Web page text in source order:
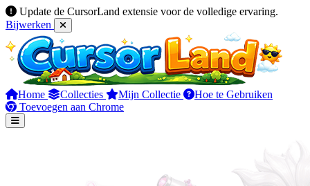
Update de CursorLand extensie voor de volledige ervaring.
Bijwerken
Home Collecties Mijn Collectie
Hoe te Gebruiken
Toevoegen aan Chrome